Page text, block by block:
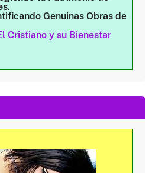
Genuinas Obras de
Cristiano y su Bienestar